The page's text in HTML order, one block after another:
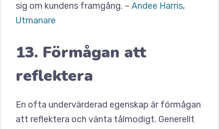
sig om kundens framgång. – Andee Harris,
Utmanare
13. Förmågan att
reflektera
En ofta undervärderad egenskap är förmågan
att reflektera och vänta tålmodigt. Generellt